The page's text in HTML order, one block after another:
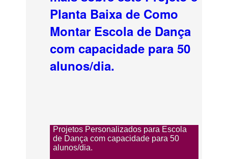
Planta Baixa de Como
Montar Escola de Dança
com capacidade para 50
alunos/dia.
Projetos Personalizados para Escola
de Dança com capacidade para 50
alunos/dia.